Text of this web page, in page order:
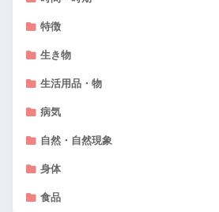
特徴
生き物
生活用品・物
病気
自然・自然現象
身体
食品